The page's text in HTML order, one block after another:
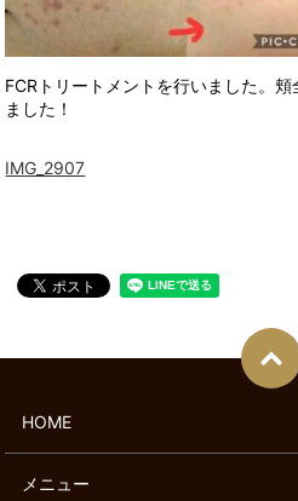
FCRトリートメントを行いました。
ました！
IMG_2907
HOME
メニュー